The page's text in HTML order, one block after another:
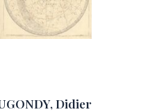
Didier